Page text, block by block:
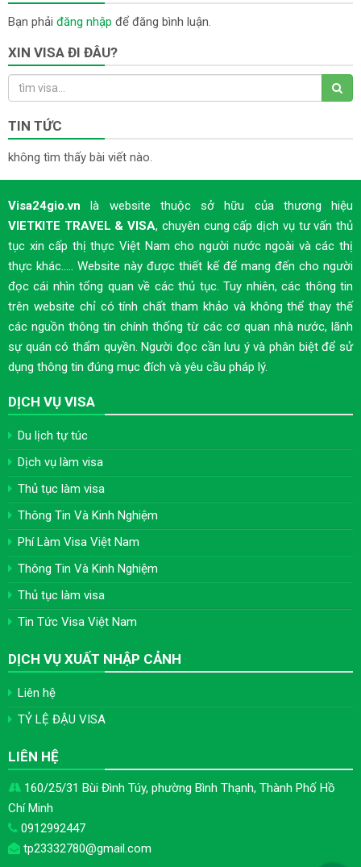
Bạn phải đăng nhập để đăng bình luận.
XIN VISA ĐI ĐÂU?
TIN TỨC
không tìm thấy bài viết nào.
Visa24gio.vn là website thuộc sở hữu của thương hiệu
VIETKITE TRAVEL & VISA, chuyên cung cấp dịch vụ tư vấn thủ
tục xin cấp thị thực Việt Nam cho người nước ngoài và các thị
thực khác..... Website này được thiết kế để mang đến cho người
đọc cái nhìn tổng quan về các thủ tục. Tuy nhiên, các thông tin
trên website chỉ có tính chất tham khảo và không thể thay thế
các nguồn thông tin chính thống từ các cơ quan nhà nước, lãnh
sự quán có thẩm quyền. Người đọc cần lưu ý và phân biệt để sử
dụng thông tin đúng mục đích và yêu cầu pháp lý.
DỊCH VỤ VISA
Du lịch tự túc
Dịch vụ làm visa
Thủ tục làm visa
Thông Tin Và Kinh Nghiệm
Phí Làm Visa Việt Nam
Thông Tin Và Kinh Nghiệm
Thủ tục làm visa
Tin Tức Visa Việt Nam
DỊCH VỤ XUẤT NHẬP CẢNH
Liên hệ
TỶ LỆ ĐẬU VISA
LIÊN HỆ
160/25/31 Bùi Đình Túy, phường Bình Thạnh, Thành Phố Hồ
Chí Minh
0912992447
tp23332780@gmail.com